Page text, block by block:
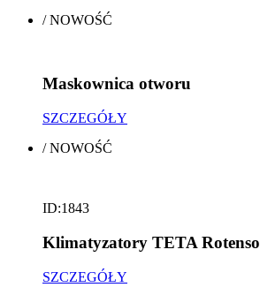
/NOWOŚĆ
Maskownica otworu
SZCZEGÓŁY
/NOWOŚĆ
ID:1843
Klimatyzatory TETA Rotenso
SZCZEGÓŁY